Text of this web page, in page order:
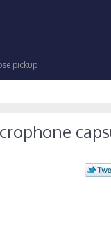
pickup